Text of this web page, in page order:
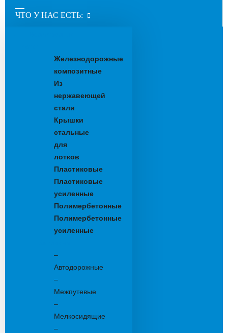
ЧТО У НАС ЕСТЬ:
Железнодорожные
композитные
Из
нержавеющей
стали
Крышки
стальные
для
лотков
Пластиковые
Пластиковые
усиленные
Полимербетонные
Полимербетонные
усиленные
–
Автодорожные
–
Межпутевые
–
Мелкосидящие
–